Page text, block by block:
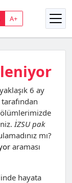
A+
6 ay
tarafından
İZSU pak
mı?
araması
hayata